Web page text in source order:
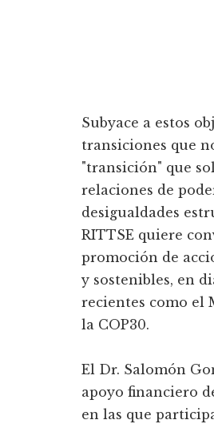
Subyace a estos
transiciones que
"transición" que
relaciones de
desigualdades
RITTSE quiere
promoción de
y sostenibles, en
recientes como el
la COP30.
El Dr. Salomón
apoyo financiero
en las que